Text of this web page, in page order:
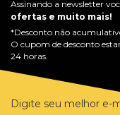
Assinando a newsletter
ofertas e muito mais!
*Desconto não
O cupom de desconto
24 horas.
Digite seu melhor e-